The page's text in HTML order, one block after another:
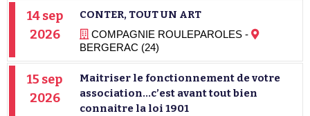
14 sep
2026
CONTER, TOUT UN ART
COMPAGNIE ROULEPAROLES -
BERGERAC (24)
15 sep
2026
Maitriser le fonctionnement de votre
association…c’est avant tout bien
connaitre la loi 1901